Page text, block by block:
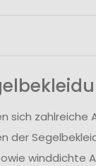
sich zahlreiche
der
winddichte